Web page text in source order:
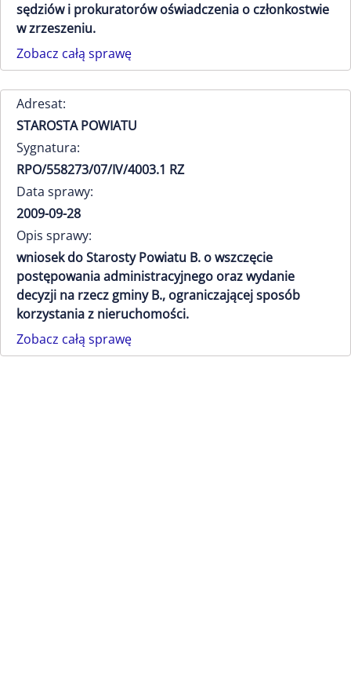
sędziów i prokuratorów oświadczenia o członkostwie
w zrzeszeniu.
Zobacz całą sprawę
Adresat:
STAROSTA POWIATU
Sygnatura:
RPO/558273/07/IV/4003.1 RZ
Data sprawy:
2009-09-28
Opis sprawy:
wniosek do Starosty Powiatu B. o wszczęcie
postępowania administracyjnego oraz wydanie
decyzji na rzecz gminy B., ograniczającej sposób
korzystania z nieruchomości.
Zobacz całą sprawę